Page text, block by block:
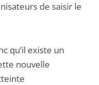
de saisir le
qu’il existe un
nouvelle